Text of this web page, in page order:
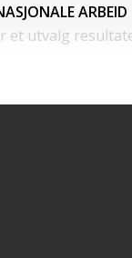
ARBEID
et utvalg
andre former